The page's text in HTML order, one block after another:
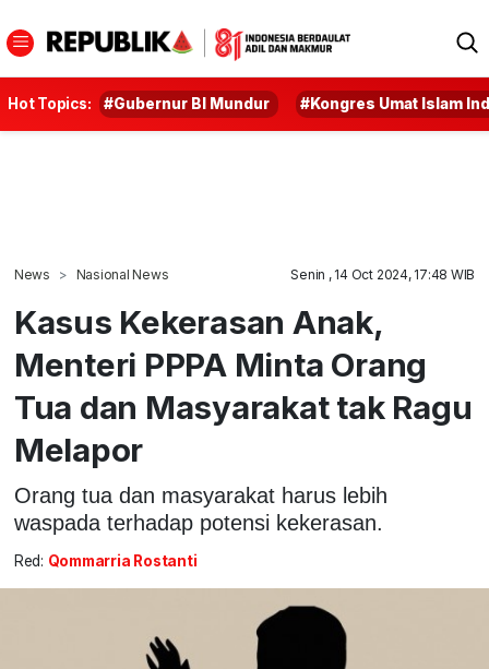
Hot Topics: #Gubernur BI Mundur #Kongres Umat Islam
News Nasional News Senin , 14 Oct 2024, 17:48 WIB
Kasus Kekerasan Anak,
Menteri PPPA Minta Orang
Tua dan Masyarakat tak Ragu
Melapor
Orang tua dan masyarakat harus lebih
waspada terhadap potensi kekerasan.
Red: Qommarria Rostanti